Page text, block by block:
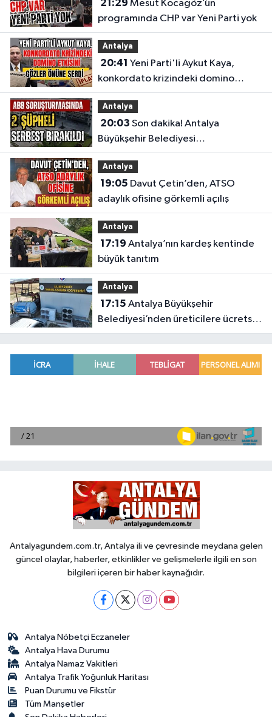
21:29
programında CHP var Yeni Parti yok
Antalya
20:41
konkordato krizindeki domino
etkisini gözler önüne serdi
Antalya
20:03
Büyükşehir Belediyesi
soruşturmasında 2 şüpheli serbest
bırakıldı
Antalya
19:05
adaylık ofisine görkemli açılış
Antalya
17:19
büyük tanıtım
Antalya
17:15
Belediyesi’nden üreticilere ücretsiz
destek
Antalyagundem.com.tr, Antalya ili ve çevresinde meydana gelen
güncel olaylar, haberler, etkinlikler ve gelişmelerle ilgili en son
bilgileri içeren bir haber kaynağıdır.
Antalya Nöbetçi Eczaneler
Antalya Hava Durumu
Antalya Namaz Vakitleri
Antalya Trafik Yoğunluk Haritası
Puan Durumu ve Fikstür
Tüm Manşetler